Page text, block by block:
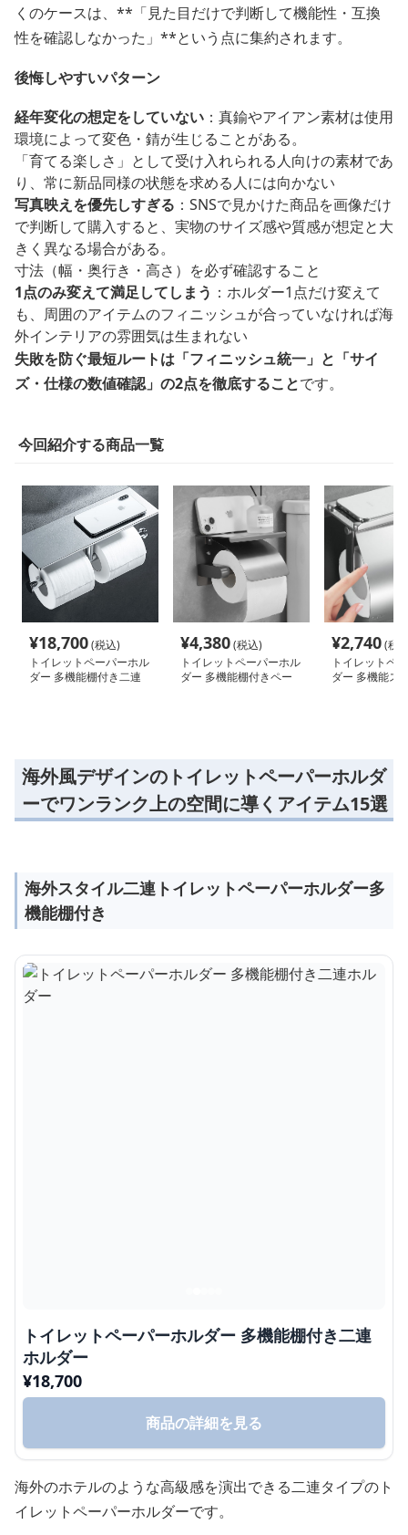
くのケースは、**「見た目だけで判断して機能性・互換
性を確認しなかった」**という点に集約されます。
後悔しやすいパターン
経年変化の想定をしていない ：真鍮やアイアン素材は使用
環境によって変色・錆が生じることがある。
「育てる楽しさ」として受け入れられる人向けの素材であ
り、常に新品同様の状態を求める人には向かない
写真映えを優先しすぎる ：SNSで見かけた商品を画像だけ
で判断して購入すると、実物のサイズ感や質感が想定と大
きく異なる場合がある。
寸法（幅・奥行き・高さ）を必ず確認すること
1点のみ変えて満足してしまう ：ホルダー1点だけ変えて
も、周囲のアイテムのフィニッシュが合っていなければ海
外インテリアの雰囲気は生まれない
失敗を防ぐ最短ルートは「フィニッシュ統一」と「サイ
ズ・仕様の数値確認」の2点を徹底することです。
今回紹介する商品一覧
¥18,700(税込)
トイレットペーパーホル
ダー 多機能棚付き二連
¥4,380(税込)
トイレットペーパーホル
ダー 多機能棚付きペー
¥2,740(税
トイレットペ
ダー 多機能ス
海外風デザインのトイレットペーパーホルダ
ーでワンランク上の空間に導くアイテム15選
海外スタイル二連トイレットペーパーホルダー多
機能棚付き
トイレットペーパーホルダー 多機能棚付き二連
ホルダー
¥18,700
商品の詳細を見る
海外のホテルのような高級感を演出できる二連タイプのト
イレットペーパーホルダーです。